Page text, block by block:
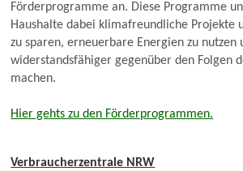
Förderprogramme an. Diese Programme
Haushalte dabei klimafreundliche Projekte
zu sparen, erneuerbare Energien zu nutzen
widerstandsfähiger gegenüber den Folgen
machen.
Hier gehts zu den Förderprogrammen.
Verbraucherzentrale NRW